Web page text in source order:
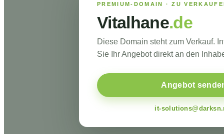
PREMIUM-DOMAIN · ZU
Vitalhane.de
Diese Domain steht zum Verkauf.
Sie Ihr Angebot direkt an den
Angebot
it-